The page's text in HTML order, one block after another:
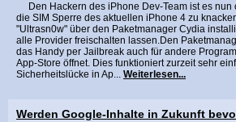
Den Hackern des iPhone Dev-Team ist es
die SIM Sperre des aktuellen iPhone 4 zu
"Ultrasn0w" über den Paketmanager Cydia
alle Provider freischalten lassen.Den
das Handy per Jailbreak auch für andere
App-Store öffnet. Dies funktioniert zurzeit sehr
Sicherheitslücke in Ap... Weiterlesen...
Werden Google-Inhalte in Zukunft